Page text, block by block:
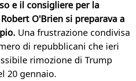
e il consigliere per la
O'Brien si preparava a
Una frustrazione condivisa
di repubblicani che ieri
rimozione di Trump
20 gennaio.